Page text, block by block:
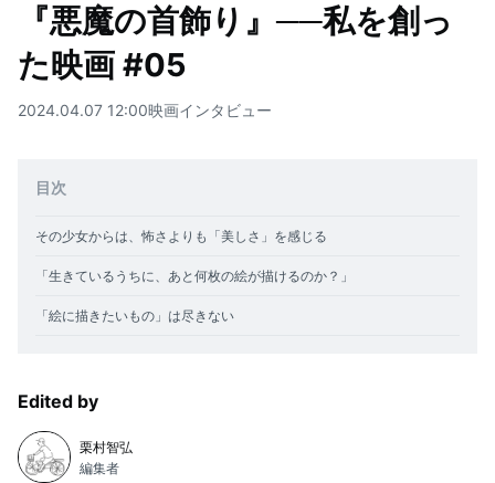
『悪魔の首飾り』──私を創っ
た映画 #05
2024.04.07 12:00映画インタビュー
目次
その少女からは、怖さよりも「美しさ」を感じる
「生きているうちに、あと何枚の絵が描けるのか？」
「絵に描きたいもの」は尽きない
Edited by
栗村智弘
編集者